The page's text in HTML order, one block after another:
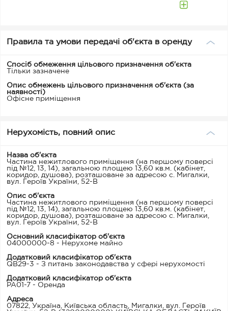
Правила та умови передачі об'єкта в оренду
Спосіб обмеження цільового призначення об'єкта
Тільки зазначене
Опис обмежень цільового призначення об'єкта (за
наявності)
Офісне приміщення
Нерухомість, повний опис
Назва об'єкта
Частина нежитлового приміщення (на першому поверсі
під №12, 13, 14), загальною площею 13,60 кв.м. (кабінет,
коридор, душова), розташоване за адресою с. Мигалки,
вул. Героїв України, 52-В
Опис об'єкта
Частина нежитлового приміщення (на першому поверсі
під №12, 13, 14), загальною площею 13,60 кв.м. (кабінет,
коридор, душова), розташоване за адресою с. Мигалки,
вул. Героїв України, 52-В
Основний класифікатор об'єкта
04000000-8 - Нерухоме майно
Додатковий класифікатор об'єкта
QB29-3 - З питань законодавства у сфері нерухомості
Додатковий класифікатор об'єкта
PA01-7 - Оренда
Адреса
07822, Україна, Київська область, Мигалки, вул. Героїв